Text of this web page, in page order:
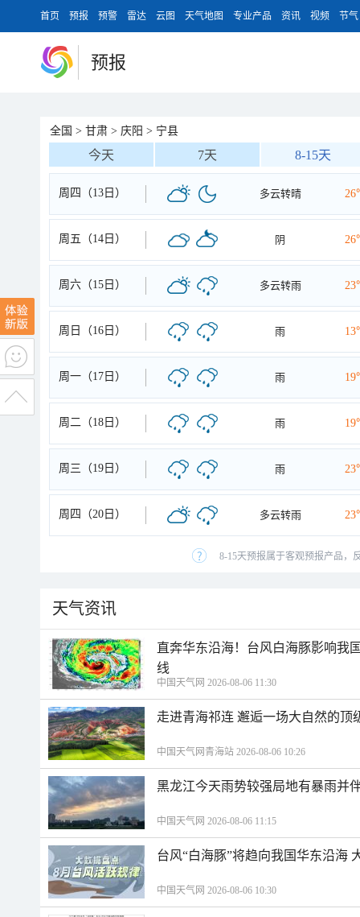
首页 预报 预警 雷达 云图 天气地图 专业产品 资讯 视频 节气
预报
全国 > 甘肃 > 庆阳 > 宁县
今天 7天 8-15天
周四（13日） 多云转晴
周五（14日） 阴
周六（15日） 多云转雨
周日（16日） 雨
周一（17日） 雨
周二（18日） 雨
周三（19日） 雨
周四（20日） 多云转雨
8-15天预报属于客观预报产品，
天气资讯
直奔华东沿海！台风白海豚影响我
线
中国天气网 2026-08-06 11:30
走进青海祁连 邂逅一场大自然的顶
中国天气网青海站 2026-08-06 10:26
黑龙江今天雨势较强局地有暴雨并
中国天气网 2026-08-06 11:15
台风“白海豚”将趋向我国华东沿海
中国天气网 2026-08-06 10:30